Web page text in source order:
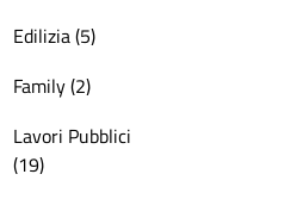
Edilizia (5)
Family (2)
Lavori Pubblici
(19)